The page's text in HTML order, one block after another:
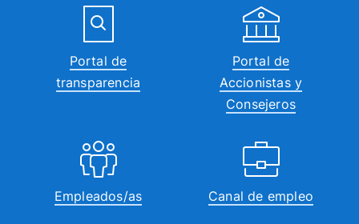
Portal de
transparencia
Portal de
Accionistas y
Consejeros
Empleados/as Canal de empleo